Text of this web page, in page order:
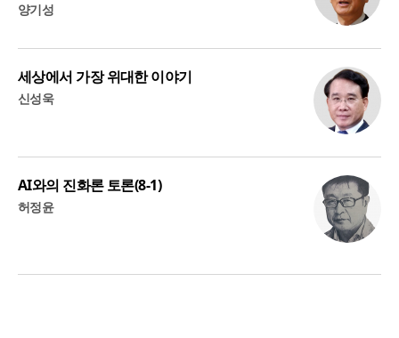
양기성
세상에서 가장 위대한 이야기
신성욱
AI와의 진화론 토론(8-1)
허정윤